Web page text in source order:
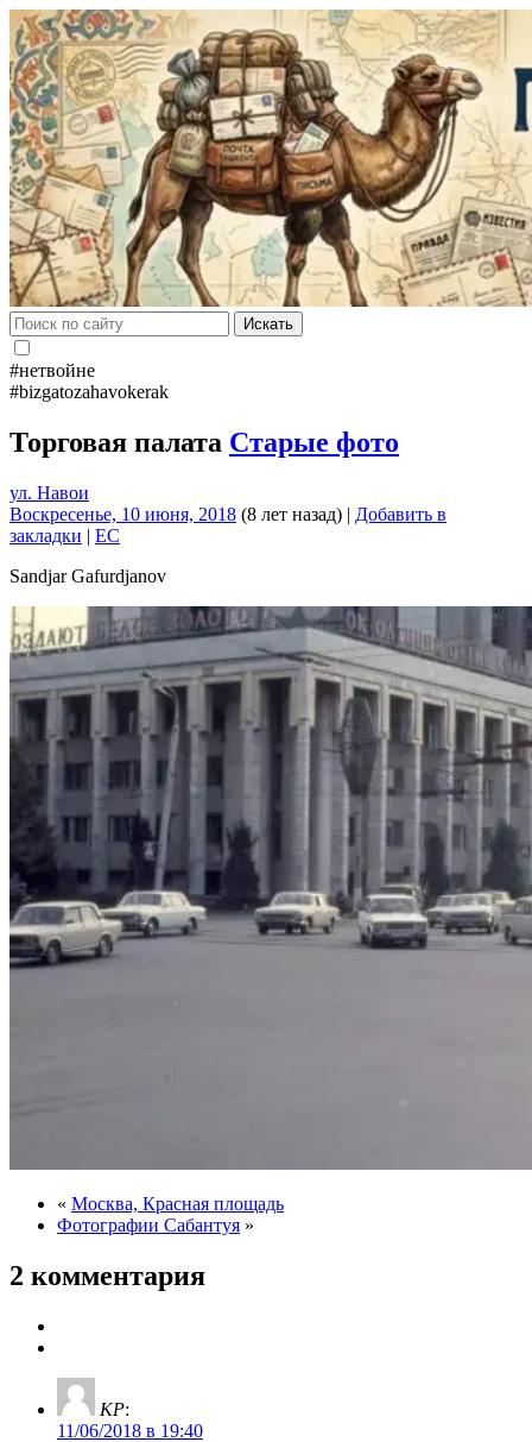
Искать
#нетвойне
#bizgatozahavokerak
Торговая палата Старые фото
ул. Навои
Воскресенье, 10 июня, 2018 (8 лет назад) | Добавить в
закладки | EC
Sandjar Gafurdjanov
« Москва, Красная площадь
Фотографии Сабантуя »
2 комментария
KP:
11/06/2018 в 19:40